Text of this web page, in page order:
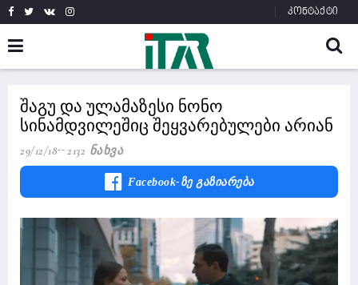
კონტაქტი
შაგუ და ულამაზესი ნონო
სინამდვილეშიც შეყვარებულები არიან
29/12/18 2132 Ნახვა
Facebook-Ზე Გაზიარება